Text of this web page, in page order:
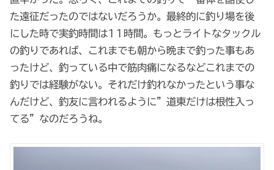
た遠征だったのではないだろうか。最終的に釣り場を後
にした時で実釣時間は11時間。もっとライトなタックル
の釣りであれば、これまでも朝から晩まで釣った事もあ
ったけど、釣っている中で筋肉痛になるなどこれまでの
釣りでは経験がない。それだけ釣れなかったという事な
んだけど、釣友に言われるように”道東だけは根性入っ
てる”なのだろうね。